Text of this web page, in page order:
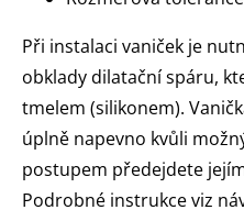
Při instalaci vaniček je
obklady dilatační spáru,
tmelem (silikonem).
úplně napevno kvůli
postupem předejdete
Podrobné instrukce viz